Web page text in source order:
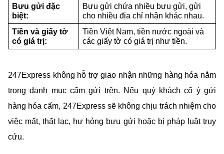
Bưu gửi đặc
biệt:
Bưu gửi chứa nhiều bưu gửi, gửi
cho nhiều địa chỉ nhận khác nhau.
Tiền và giấy tờ
có giá trị:
Tiền Việt Nam, tiền nước ngoài và
các giấy tờ có giá trị như tiền.
247Express không hỗ trợ giao nhận những hàng hóa nằm
trong danh mục cấm gửi trên. Nếu quý khách cố ý gửi
hàng hóa cấm, 247Express sẽ không chịu trách nhiệm cho
việc mất, thất lạc, hư hỏng bưu gửi hoặc bị pháp luật truy
cứu.